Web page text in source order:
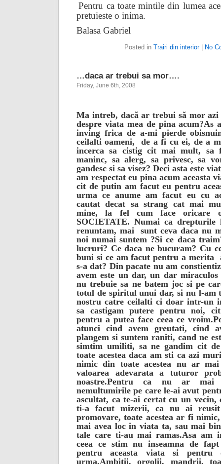
Pentru ca toate mintile din lumea
pretuieste o inima.
Balasa Gabriel
Posted in Trairi din interior| No
…daca ar trebui sa mor….
Friday, June 6th, 2008
Ma intreb, dacă ar trebui să mor azi
despre viata mea de pina acum?As
inving frica de a-mi pierde
ceilalti oameni,
de a fi cu ei, de a
incerca sa cistig cit mai mult,
maninc, sa alerg, sa privesc, sa
gandesc si sa visez? Deci asta este
am respectat eu pina acum aceasta
cit de putin am facut eu pentru
urma ce anume am facut eu cu
cautat decat sa strang cat mai
mine, la fel cum face oricare
SOCIETATE. Numai ca
renuntam, mai
sunt ceva daca nu
noi numai suntem ?Si ce daca
lucruri? Ce daca ne bucuram? Cu
buni si ce am facut pentru a merita
s-a dat? Din pacate nu am
avem este un dar, un dar
nu trebuie sa ne batem joc si pe
totul de spiritul unui dar, si nu l-am
nostru catre ceilalti ci doar intr-un
sa castigam putere pentru noi,
pentru a putea face ceea ce vroim.
atunci cind avem greutati, cind
plangem si suntem raniti, cand ne
simtim umiliti, sa ne gandim cit
toate acestea daca am sti ca azi
nimic din toate acestea nu ar
valoarea adevarata a tuturor
noastre.Pentru ca nu ar mai
nemultumirile pe care le-ai avut
ascultat, ca te-ai certat cu un vecin,
ti-a facut mizerii, ca nu ai
promovare, toate acestea ar fi
mai avea loc in viata ta, sau mai
tale care ti-au mai ramas.Asa am
ceea ce stim nu inseamna de
pentru aceasta viata si pentru
urma.Ambitii, orgolii, mandrii,